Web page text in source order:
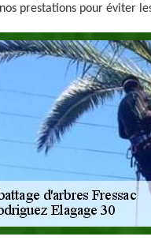
nos prestations pour éviter